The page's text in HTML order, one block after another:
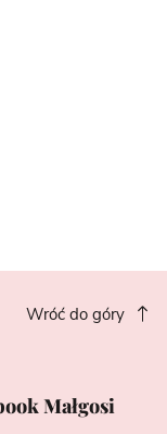
Wróć do góry
Małgosi